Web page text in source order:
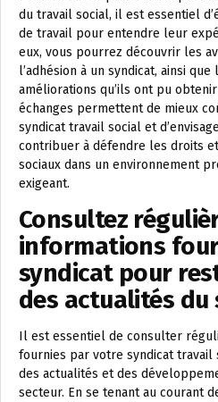
du travail social, il est essentiel
de travail pour entendre leur
eux, vous pourrez découvrir les
l’adhésion à un syndicat, ainsi
améliorations qu’ils ont pu
échanges permettent de mieux
syndicat travail social et
contribuer à défendre les droits
sociaux dans un environnement
exigeant.
Consultez
informations
syndicat pour
des actualités du
Il est essentiel de consulter
fournies par votre syndicat
des actualités et des
secteur. En se tenant au courant